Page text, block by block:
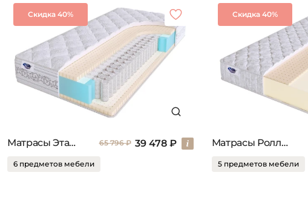
Скидка 40%
Матрасы Эталон 65 796 ₽ 39 478 ₽
6 предметов мебели
Скидка 40%
Матрасы Роллер
5 предметов мебели